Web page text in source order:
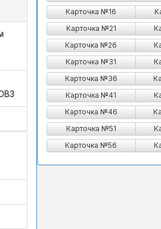
Карточка №16
Карточка №21
Карточка №26
Карточка №31
Карточка №36
Карточка №41
Карточка №46
Карточка №51
Карточка №56